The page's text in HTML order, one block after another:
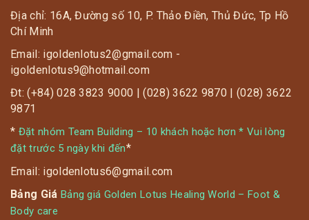
Địa chỉ: 16A, Đường số 10, P. Thảo Điền, Thủ Đức, Tp Hồ
Chí Minh
Email: igoldenlotus2@gmail.com -
igoldenlotus9@hotmail.com
Đt: (+84) 028 3823 9000 | (028) 3622 9870 | (028) 3622
9871
* Đặt nhóm Team Building – 10 khách hoặc hơn * Vui lòng
đặt trước 5 ngày khi đến*
Email: igoldenlotus6@gmail.com
Bảng Giá Bảng giá Golden Lotus Healing World – Foot &
Body care